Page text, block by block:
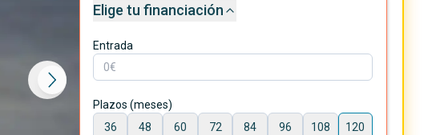
Elige tu financiación
Entrada
Plazos (meses)
36
48 60 72 84 96 108 120